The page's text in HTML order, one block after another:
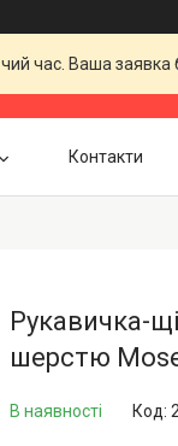
час. Ваша
Контакти
Рукавичка-
шерстю
В наявності Код: